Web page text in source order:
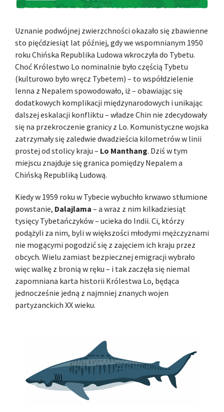
Uznanie podwójnej zwierzchności okazało się zbawienne
sto pięćdziesiąt lat później, gdy we wspomnianym 1950
roku Chińska Republika Ludowa wkroczyła do Tybetu.
Choć Królestwo Lo nominalnie było częścią Tybetu
(kulturowo było wręcz Tybetem) – to współdzielenie
lenna z Nepalem spowodowało, iż – obawiając się
dodatkowych komplikacji międzynarodowych i unikając
dalszej eskalacji konfliktu – władze Chin nie zdecydowały
się na przekroczenie granicy z Lo. Komunistyczne wojska
zatrzymały się zaledwie dwadzieścia kilometrów w linii
prostej od stolicy kraju – Lo Manthang. Dziś w tym
miejscu znajduje się granica pomiędzy Nepalem a
Chińską Republiką Ludową.
Kiedy w 1959 roku w Tybecie wybuchło krwawo stłumione
powstanie, Dalajlama – a wraz z nim kilkadziesiąt
tysięcy Tybetańczyków – ucieka do Indii. Ci, którzy
podążyli za nim, byli w większości młodymi mężczyznami
nie mogącymi pogodzić się z zajęciem ich kraju przez
obcych. Wielu zamiast bezpiecznej emigracji wybrało
więc walkę z bronią w ręku – i tak zaczęła się niemal
zapomniana karta historii Królestwa Lo, będąca
jednocześnie jedną z najmniej znanych wojen
partyzanckich XX wieku.